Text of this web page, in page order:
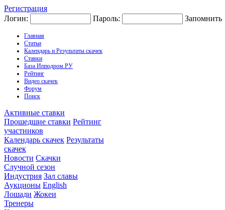
Регистрация
Логин:
Пароль: Запомнить
Главная
Статьи
Календарь и Результаты скачек
Ставки
База Ипподром.РУ
Рейтинг
Видео скачек
Форум
Поиск
Активные ставки
Прошедшие ставки Рейтинг
участников
Календарь скачек Результаты
скачек
Новости Скачки
Случной сезон
Индустрия Зал славы
Аукционы English
Лошади Жокеи
Тренеры